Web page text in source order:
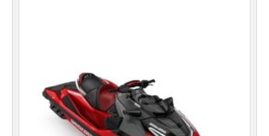
Die
Optionen
können
auf